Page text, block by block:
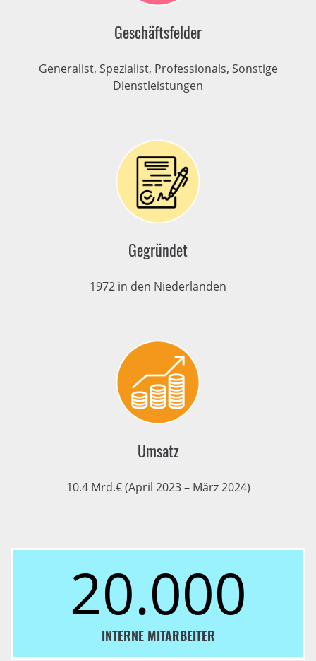
Geschäftsfelder
Generalist, Spezialist, Professionals, Sonstige
Dienstleistungen
Gegründet
1972 in den Niederlanden
Umsatz
10.4 Mrd.€ (April 2023 – März 2024)
20.000
INTERNE MITARBEITER